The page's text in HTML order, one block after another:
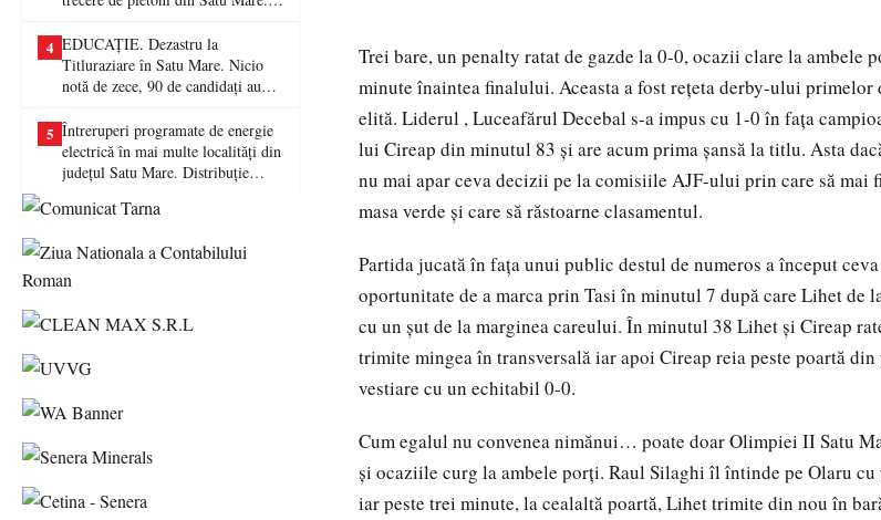
4 EDUCAȚIE. Dezastru la
Titluraziare în Satu Mare. Nicio
notă de zece, 90 de candidați au
5 Întreruperi programate de energie
electrică în mai multe localități din
județul Satu Mare. Distribuție
lucrări la rețea
Trei bare, un penalty ratat de gazde la 0-0, ocazii clare la ambele
minute înaintea finalului. Aceasta a fost rețeta derby-ului primelor
elită. Liderul , Luceafărul Decebal s-a impus cu 1-0 în fața
lui Cireap din minutul 83 și are acum prima șansă la titlu. Asta
nu mai apar ceva decizii pe la comisiile AJF-ului prin care să mai
masa verde și care să răstoarne clasamentul.
Partida jucată în fața unui public destul de numeros a început
oportunitate de a marca prin Tasi în minutul 7 după care Lihet de
cu un șut de la marginea careului. În minutul 38 Lihet și Cireap
trimite mingea în transversală iar apoi Cireap reia peste poartă
vestiare cu un echitabil 0-0.
Cum egalul nu convenea nimănui… poate doar Olimpiei II Satu
și ocaziile curg la ambele porți. Raul Silaghi îl întinde pe Olaru
iar peste trei minute, la cealaltă poartă, Lihet trimite din nou în